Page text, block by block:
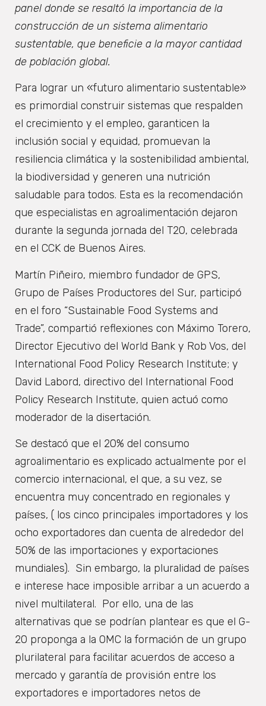
panel donde se resaltó la importancia de la
construcción de un sistema alimentario
sustentable, que beneficie a la mayor cantidad
de población global.
Para lograr un «futuro alimentario sustentable»
es primordial construir sistemas que respalden
el crecimiento y el empleo, garanticen la
inclusión social y equidad, promuevan la
resiliencia climática y la sostenibilidad ambiental,
la biodiversidad y generen una nutrición
saludable para todos. Esta es la recomendación
que especialistas en agroalimentación dejaron
durante la segunda jornada del T20, celebrada
en el CCK de Buenos Aires.
Martín Piñeiro, miembro fundador de GPS,
Grupo de Países Productores del Sur, participó
en el foro “Sustainable Food Systems and
Trade”, compartió reflexiones con Máximo Torero,
Director Ejecutivo del World Bank y Rob Vos, del
International Food Policy Research Institute; y
David Labord, directivo del International Food
Policy Research Institute, quien actuó como
moderador de la disertación.
Se destacó que el 20% del consumo
agroalimentario es explicado actualmente por el
comercio internacional, el que, a su vez, se
encuentra muy concentrado en regionales y
países, ( los cinco principales importadores y los
ocho exportadores dan cuenta de alrededor del
50% de las importaciones y exportaciones
mundiales). Sin embargo, la pluralidad de países
e interese hace imposible arribar a un acuerdo a
nivel multilateral. Por ello, una de las
alternativas que se podrían plantear es que el G-
20 proponga a la OMC la formación de un grupo
plurilateral para facilitar acuerdos de acceso a
mercado y garantía de provisión entre los
exportadores e importadores netos de